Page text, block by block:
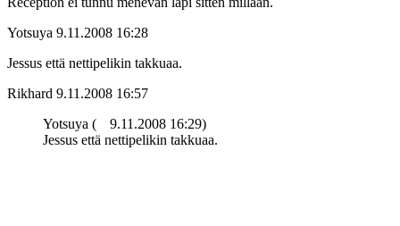
Yotsuya 9.11.2008 16:28
Jessus että nettipelikin takkuaa.
Rikhard 9.11.2008 16:57
Yotsuya (
9.11.2008 16:29)
Jessus että nettipelikin takkuaa.